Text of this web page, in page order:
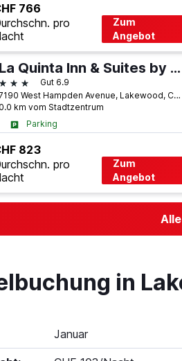
766
pro
Zum
Angebot
La Quinta Inn & Suites by Wyndham Denver Southwest Lakewood
3 SterneGut 6.9
7190 West Hampden Avenue, Lakewood, CO, USA
0.0 km vom Stadtzentrum
Parking
823
pro
Zum
Angebot
in
Januar